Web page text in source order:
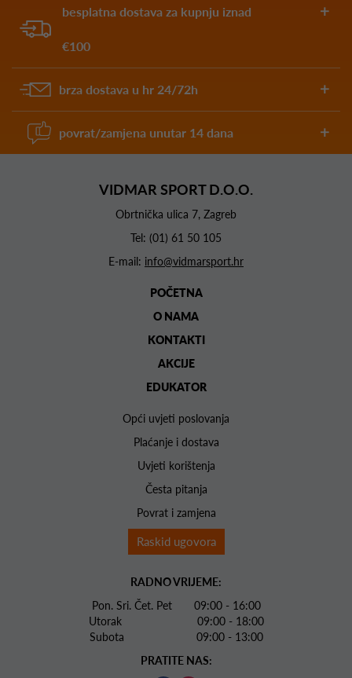
besplatna dostava za kupnju iznad
€100
brza dostava u hr 24/72h
povrat/zamjena unutar 14 dana
VIDMAR SPORT D.O.O.
Obrtnička ulica 7, Zagreb
Tel: (01) 61 50 105
E-mail: info@vidmarsport.hr
POČETNA
O NAMA
KONTAKTI
AKCIJE
EDUKATOR
Opći uvjeti poslovanja
Plaćanje i dostava
Uvjeti korištenja
Česta pitanja
Povrat i zamjena
Raskid ugovora
RADNO VRIJEME:
Pon. Sri. Čet. Pet 09:00 - 16:00
Utorak 09:00 - 18:00
Subota 09:00 - 13:00
PRATITE NAS: